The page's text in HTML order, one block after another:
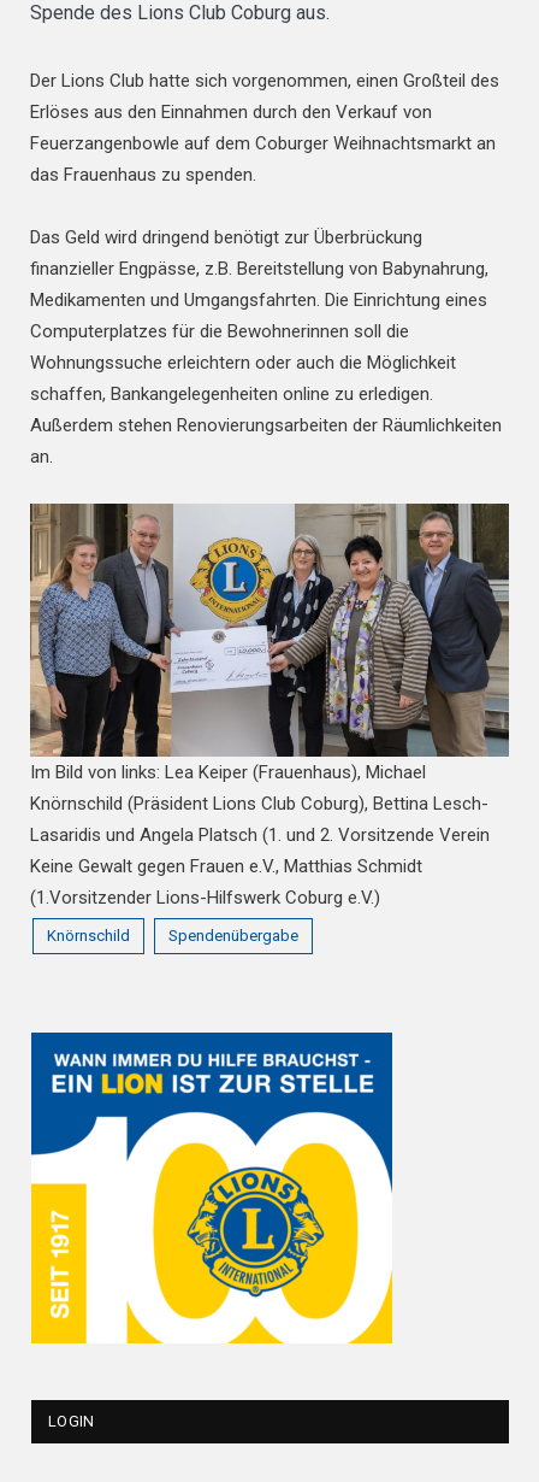
Spende des Lions Club Coburg aus.
Der Lions Club hatte sich vorgenommen, einen Großteil des
Erlöses aus den Einnahmen durch den Verkauf von
Feuerzangenbowle auf dem Coburger Weihnachtsmarkt an
das Frauenhaus zu spenden.
Das Geld wird dringend benötigt zur Überbrückung
finanzieller Engpässe, z.B. Bereitstellung von Babynahrung,
Medikamenten und Umgangsfahrten. Die Einrichtung eines
Computerplatzes für die Bewohnerinnen soll die
Wohnungssuche erleichtern oder auch die Möglichkeit
schaffen, Bankangelegenheiten online zu erledigen.
Außerdem stehen Renovierungsarbeiten der Räumlichkeiten
an.
Im Bild von links: Lea Keiper (Frauenhaus), Michael
Knörnschild (Präsident Lions Club Coburg), Bettina Lesch-
Lasaridis und Angela Platsch (1. und 2. Vorsitzende Verein
Keine Gewalt gegen Frauen e.V., Matthias Schmidt
(1.Vorsitzender Lions-Hilfswerk Coburg e.V.)
Knörnschild Spendenübergabe
LOGIN